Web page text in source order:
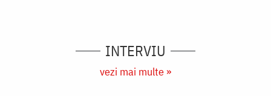
INTERVIU
vezi mai multe »